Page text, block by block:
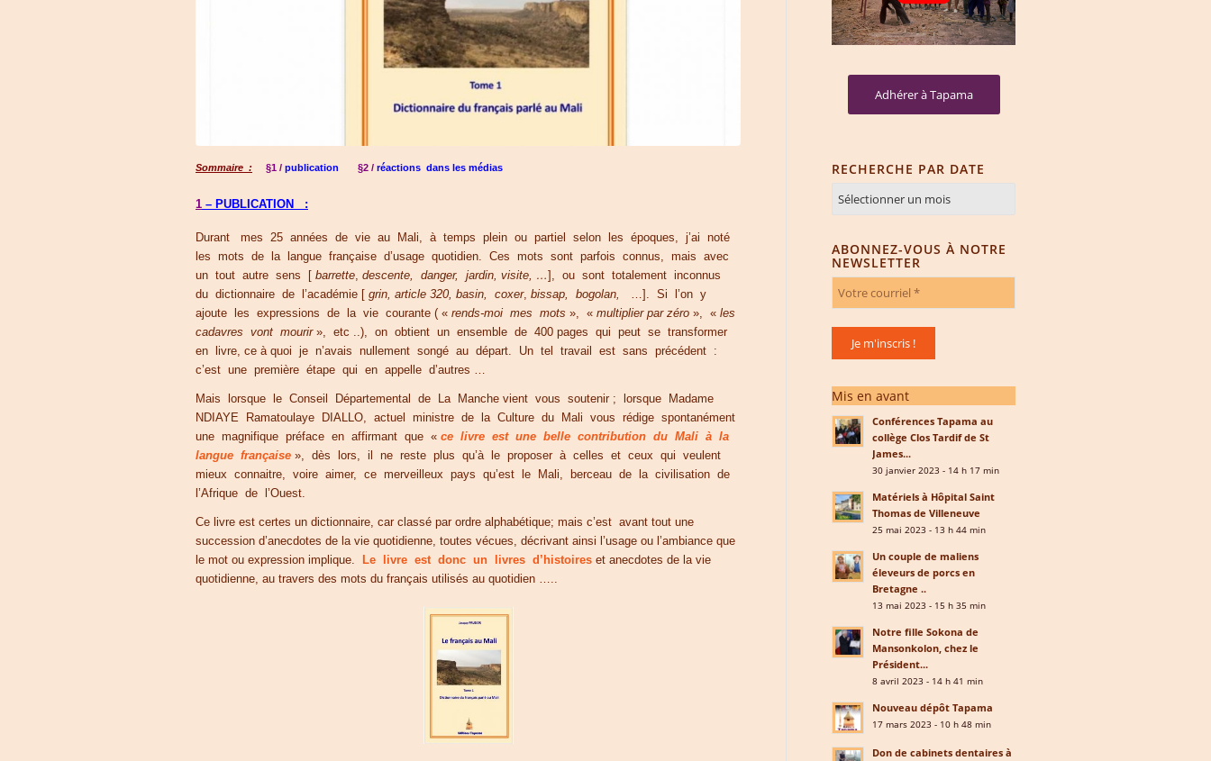
Sommaire : §1 / publication §2 / réactions dans les médias
1 – PUBLICATION :
Durant mes 25 années de vie au Mali, à temps plein ou partiel selon les époques, j’ai noté
les mots de la langue française d’usage quotidien. Ces mots sont parfois connus, mais avec
un tout autre sens [ barrette descente, danger, jardin, visite, …], ou sont totalement inconnus
du dictionnaire de l’académie [ grin, article 320, basin, coxer, bissap, bogolan,
…]. Si l’on y
ajoute les expressions de la vie courante ( « rends-moi mes mots », « multiplier par zéro », « les
cadavres vont mourir», etc ..), on obtient un ensemble de 400 pages qui peut se transformer
en livre, ce à quoi je n’avais nullement songé au départ. Un tel travail est sans précédent :
c’est une première étape qui en appelle d’autres …
Mais lorsque le Conseil Départemental de La Manche vient vous soutenir ; lorsque Madame
NDIAYE Ramatoulaye DIALLO, actuel ministre de la Culture du Mali vous rédige spontanément
une magnifique préface en affirmant que « ce livre est une belle contribution du Mali à la
langue française », dès lors, il ne reste plus qu’à le proposer à celles et ceux qui veulent
mieux connaitre, voire aimer, ce merveilleux pays qu’est le Mali, berceau de la civilisation de
l’Afrique de l’Ouest.
Ce livre est certes un dictionnaire, car classé par ordre alphabétique; mais c’est avant tout une
succession d’anecdotes de la vie quotidienne, toutes vécues, décrivant ainsi l’usage ou l’ambiance que
le mot ou expression implique.
Le livre est donc un livres d’histoires et anecdotes de la vie
quotidienne, au travers des mots du français utilisés au quotidien …..
Adhérer à Tapama
RECHERCHE PAR DATE
ABONNEZ-VOUS À NOTRE
NEWSLETTER
Mis en avant
Conférences Tapama au
collège Clos Tardif de St
James...
30 janvier 2023 - 14 h 17 min
Matériels à Hôpital Saint
Thomas de Villeneuve
25 mai 2023 - 13 h 44 min
Un couple de maliens
éleveurs de porcs en
Bretagne ..
13 mai 2023 - 15 h 35 min
Notre fille Sokona de
Mansonkolon, chez le
Président...
8 avril 2023 - 14 h 41 min
Nouveau dépôt Tapama
17 mars 2023 - 10 h 48 min
Don de cabinets dentaires à